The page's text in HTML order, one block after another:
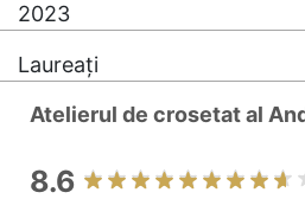
2023
Laureați
Atelierul de crosetat al
8.6